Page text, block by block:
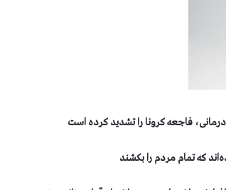
فاجعه کرونا را تشدید کرده است
که تمام مردم را بکشند